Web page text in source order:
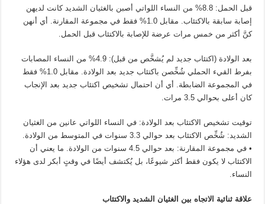
قبل الحمل: 8.8% من النساء اللواتي أصبن بالغثيان الشديد كانت لديهن
إصابة سابقة بالاكتئاب. مقابل 1.0% فقط في مجموعة المقارنة. أي أنهن
كنَّ أكثر من خمس مرات عرضة للإصابة بالاكتئاب قبل الحمل.
بعد الولادة (اكتئاب جديد لم يُشخَّص من قبل): 4.9% من النساء المصابات
بفرط القيء الحملي شُخِّصن باكتئاب جديد بعد الولادة. مقابل 1.0% فقط
في المجموعة الضابطة. أي أن احتمال تشخيص اكتئاب جديد بعد الإنجاب
كان أعلى بحوالي 3.5 مرات.
توقيت تشخيص الاكتئاب بعد الولادة: في النساء اللواتي عانين من الغثيان
الشديد: شُخِّص الاكتئاب بعد حوالي 3.3 سنوات في المتوسط من الولادة.
• في مجموعة المقارنة: بعد حوالي 4.5 سنوات من الولادة. ما يعني أن
الاكتئاب لا يكون فقط أكثر شيوعًا، بل يُكتشف أيضًا في وقتٍ أبكر لدى هؤلاء
النساء.
علاقة ثنائية الاتجاه بين الغثيان الشديد والاكتئاب